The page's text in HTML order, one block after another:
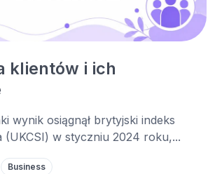
klientów i ich
wynik osiągnął brytyjski indeks
(UKCSI) w styczniu 2024 roku,...
Business